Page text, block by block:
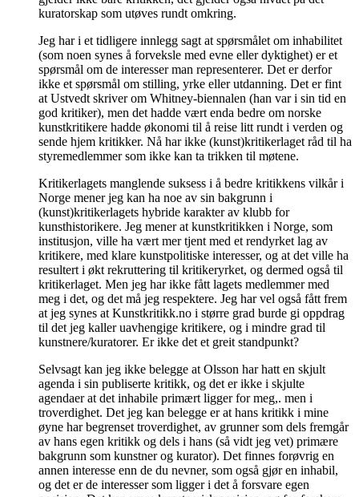
kuratorskap som utøves rundt omkring.
Jeg har i et tidligere innlegg sagt at spørsmålet om inhabilitet
(som noen synes å forveksle med evne eller dyktighet) er et
spørsmål om de interesser man representerer. Det er derfor
ikke et spørsmål om stilling, yrke eller utdanning. Det er fint
at Ustvedt skriver om Whitney-biennalen (han var i sin tid en
god kritiker), men det hadde vært enda bedre om norske
kunstkritikere hadde økonomi til å reise litt rundt i verden og
sende hjem kritikker. Nå har ikke (kunst)kritikerlaget råd til ha
styremedlemmer som ikke kan ta trikken til møtene.
Kritikerlagets manglende suksess i å bedre kritikkens vilkår i
Norge mener jeg kan ha noe av sin bakgrunn i
(kunst)kritikerlagets hybride karakter av klubb for
kunsthistorikere. Jeg mener at kunstkritikken i Norge, som
institusjon, ville ha vært mer tjent med et rendyrket lag av
kritikere, med klare kunstpolitiske interesser, og at det ville ha
resultert i økt rekruttering til kritikeryrket, og dermed også til
kritikerlaget. Men jeg har ikke fått lagets medlemmer med
meg i det, og det må jeg respektere. Jeg har vel også fått frem
at jeg synes at Kunstkritikk.no i større grad burde gi oppdrag
til det jeg kaller uavhengige kritikere, og i mindre grad til
kunstnere/kuratorer. Er ikke det et greit standpunkt?
Selvsagt kan jeg ikke belegge at Olsson har hatt en skjult
agenda i sin publiserte kritikk, og det er ikke i skjulte
agendaer at det inhabile primært ligger for meg,. men i
troverdighet. Det jeg kan belegge er at hans kritikk i mine
øyne har begrenset troverdighet, av grunner som dels fremgår
av hans egen kritikk og dels i hans (så vidt jeg vet) primære
bakgrunn som kunstner og kurator). Det finnes forøvrig en
annen interesse enn de du nevner, som også gjør en inhabil,
og det er de interesser som ligger i det å forsvare egen